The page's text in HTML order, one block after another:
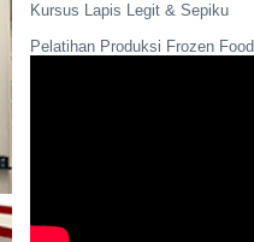
Kursus Lapis Legit & Sepiku
Pelatihan Produksi Frozen Food